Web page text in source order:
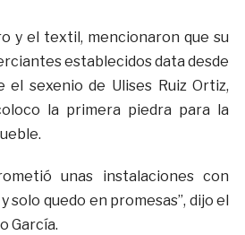
y el textil, mencionaron que su
establecidos data desde
el sexenio de Ulises Ruiz Ortiz,
la primera piedra para la
unas instalaciones con
solo quedo en promesas”, dijo el
García.